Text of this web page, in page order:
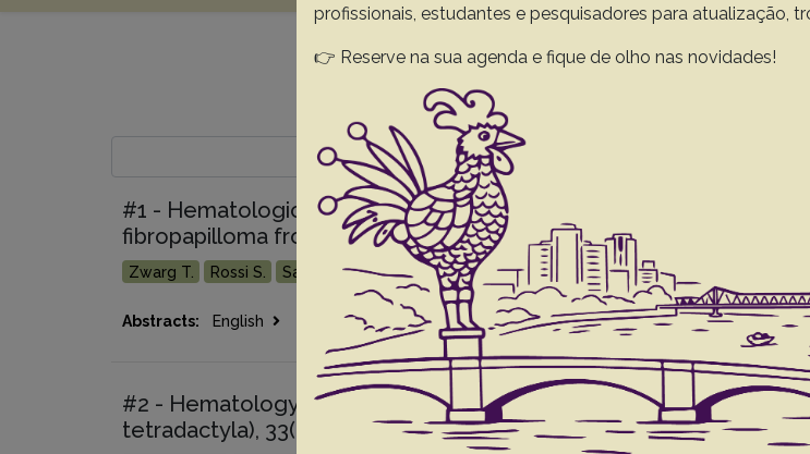
Resultado da
#1 - Hematological and histopathological evaluation of wildlife
fibropapilloma from the north coast of São Paulo State, Brazil,
Zwarg T. Rossi S. Sanches T.C. Cesar M.O. Werneck M.R. Matushima E.R
Abstracts: English Portuguese Go to 34(7), 2014 Download article |
#2 - Hematology values of captive giant anteaters
tetradactyla), 33(4):557-560
profissionais, estudantes e pesquisadores para atualização,
👉 Reserve na sua agenda e fique de olho nas novidades!